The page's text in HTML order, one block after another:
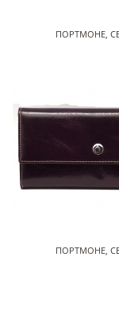
ПОРТМОНЕ,
ПОРТМОНЕ,